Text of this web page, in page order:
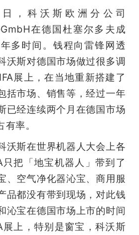
，科沃斯欧洲分公司
在德国杜塞尔多夫成
多时间。钱程向雷锋网透
沃斯对德国市场做过很多调
展上，在当地重新搭建了
括市场、销售等，经过一年
已经连续两个月在德国市场
率。
沃斯在世界机器人大会上各
把「地宝机器人」带到了
、空气净化器沁宝、商用服
品都没有带到现场，对此钱
沁宝在德国市场上市的时间
展上，特别是窗宝，科沃斯